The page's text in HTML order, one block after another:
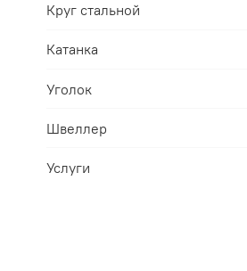
Круг стальной
Катанка
Уголок
Швеллер
Услуги